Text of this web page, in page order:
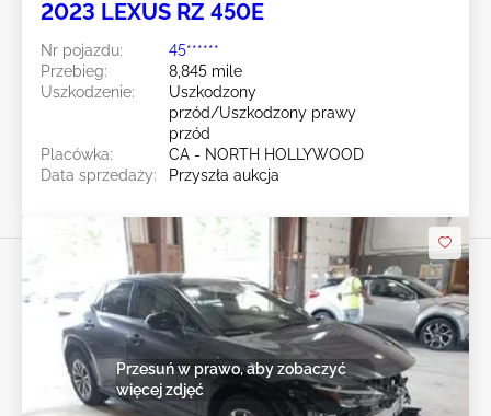
2023 LEXUS RZ 450E
Nr pojazdu:
45******
Przebieg:
8,845 mile
Uszkodzenie:
Uszkodzony
przód/Uszkodzony prawy
przód
Placówka:
CA - NORTH HOLLYWOOD
Data sprzedaży:
Przyszła aukcja
Przesuń w prawo, aby zobaczyć
więcej zdjęć